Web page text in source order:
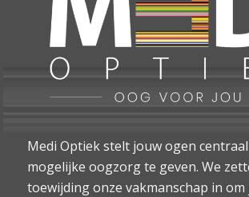
Medi Optiek stelt jouw ogen
mogelijke oogzorg te geven. We
toewijding onze vakmanschap in om